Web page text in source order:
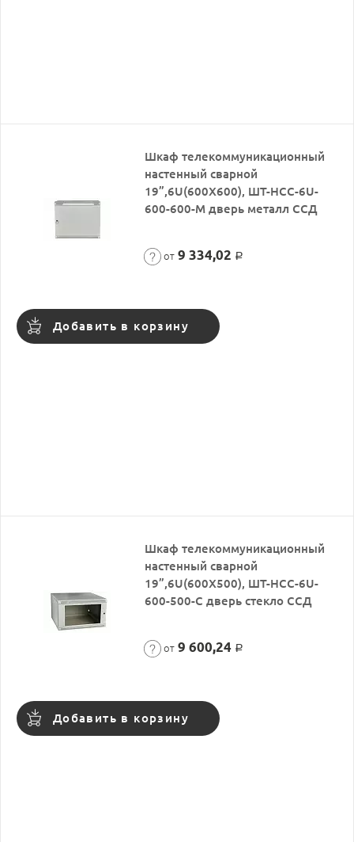
Шкаф телекоммуникационный
настенный сварной
19”,6U(600X600), ШТ-НСС-6U-
600-600-М дверь металл ССД
от 9 334,02 Р
Добавить в корзину
Шкаф телекоммуникационный
настенный сварной
19”,6U(600X500), ШТ-НСС-6U-
600-500-С дверь стекло ССД
от 9 600,24 Р
Добавить в корзину